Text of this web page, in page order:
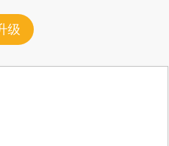
级